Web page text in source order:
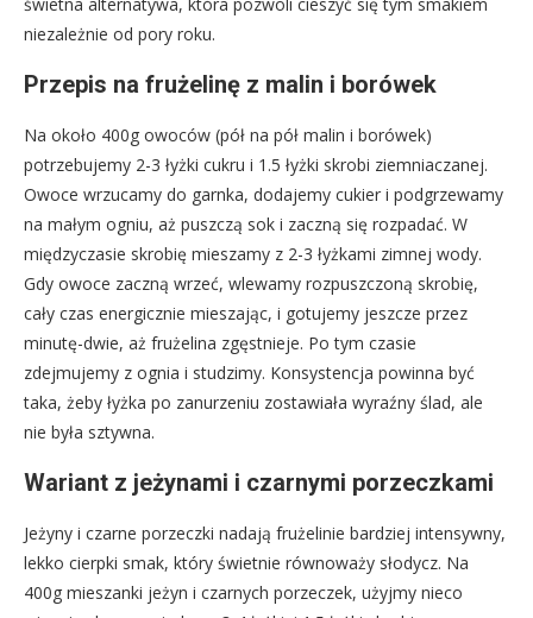
świetna alternatywa, która pozwoli cieszyć się tym smakiem
niezależnie od pory roku.
Przepis na frużelinę z malin i borówek
Na około 400g owoców (pół na pół malin i borówek)
potrzebujemy 2-3 łyżki cukru i 1.5 łyżki skrobi ziemniaczanej.
Owoce wrzucamy do garnka, dodajemy cukier i podgrzewamy
na małym ogniu, aż puszczą sok i zaczną się rozpadać. W
międzyczasie skrobię mieszamy z 2-3 łyżkami zimnej wody.
Gdy owoce zaczną wrzeć, wlewamy rozpuszczoną skrobię,
cały czas energicznie mieszając, i gotujemy jeszcze przez
minutę-dwie, aż frużelina zgęstnieje. Po tym czasie
zdejmujemy z ognia i studzimy. Konsystencja powinna być
taka, żeby łyżka po zanurzeniu zostawiała wyraźny ślad, ale
nie była sztywna.
Wariant z jeżynami i czarnymi porzeczkami
Jeżyny i czarne porzeczki nadają frużelinie bardziej intensywny,
lekko cierpki smak, który świetnie równoważy słodycz. Na
400g mieszanki jeżyn i czarnych porzeczek, użyjmy nieco